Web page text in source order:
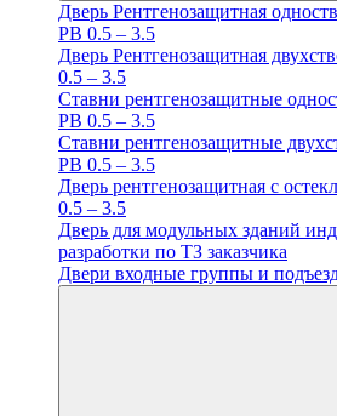
Дверь Рентгенозащитная
PB 0.5 – 3.5
Дверь Рентгенозащитная
0.5 – 3.5
Ставни рентгенозащитные
PB 0.5 – 3.5
Ставни рентгенозащитные
PB 0.5 – 3.5
Дверь рентгенозащитная с
0.5 – 3.5
Дверь для модульных зданий
разработки по ТЗ заказчика
Двери входные группы и